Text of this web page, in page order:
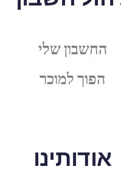
החשבון שלי
הפוך למוכר
אודותינו